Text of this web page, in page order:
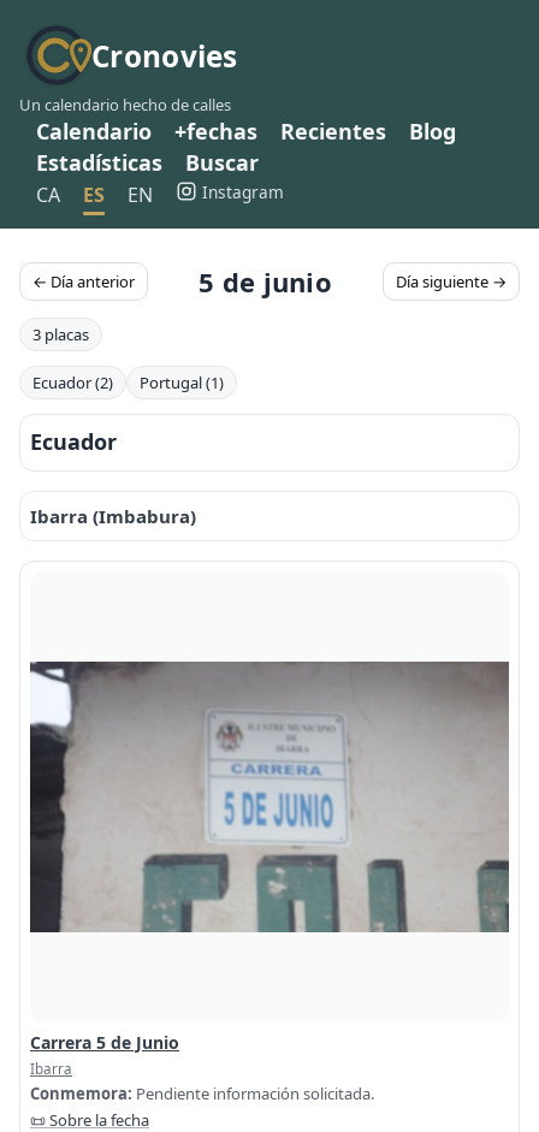
Cronovies
Un calendario hecho de calles
Calendario +fechas Recientes
Blog
Estadísticas
Buscar
CA ES EN Instagram
← Día anterior 5 de junio Día siguiente →
3 placas
Ecuador (2) Portugal (1)
Ecuador
Ibarra (Imbabura)
Carrera 5 de Junio
Ibarra
Conmemora: Pendiente información solicitada.
📜 Sobre la fecha